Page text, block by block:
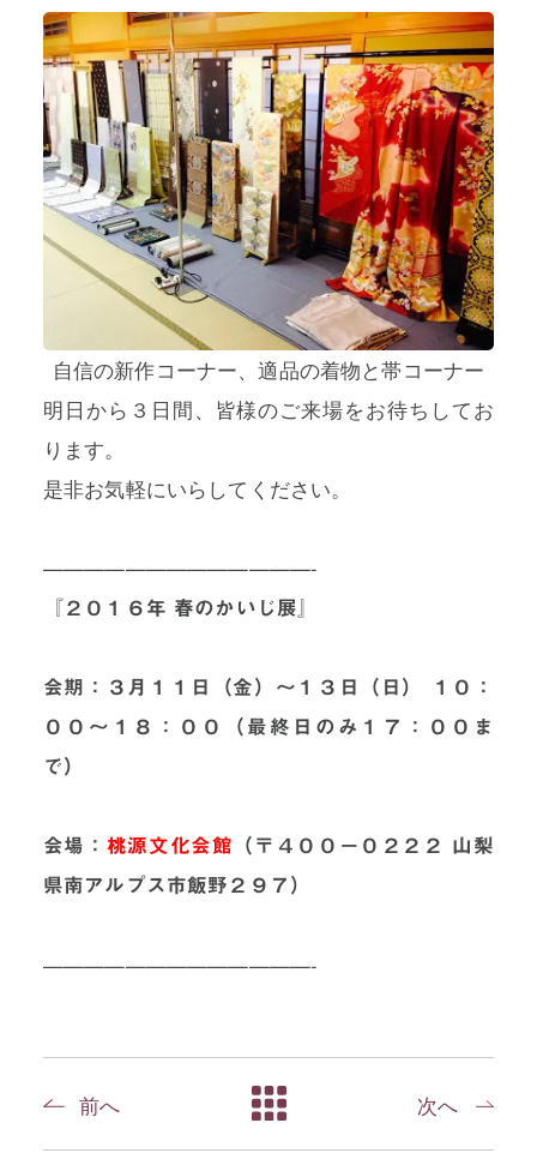
自信の新作コーナー、適品の着物と帯コーナー
明日から３日間、皆様のご来場をお待ちしてお
ります。
是非お気軽にいらしてください。
—————————————-
『２０１６年 春のかいじ展』
会期：３月１１日（金）～１３日（日） １０：
００～１８：００（最終日のみ１７：００ま
で）
会場： 桃源文化会館 （ 〒４００－０２２２ 山梨
県南アルプス市飯野２９７ ）
—————————————-
前へ 次へ